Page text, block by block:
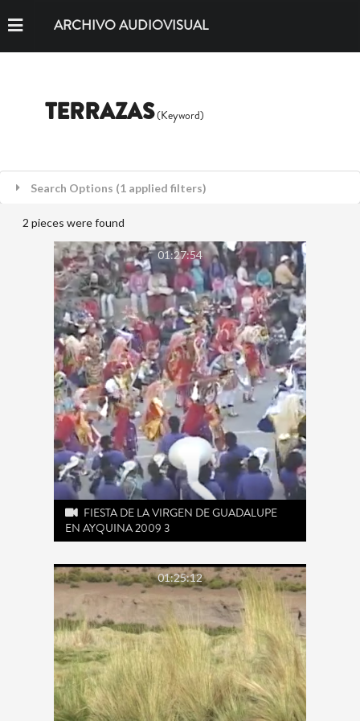
ARCHIVO AUDIOVISUAL
TERRAZAS(Keyword)
Search Options (1 applied filters)
2 pieces were found
01:27:54
FIESTA DE LA VIRGEN DE GUADALUPE
EN AYQUINA 2009 3
01:25:12